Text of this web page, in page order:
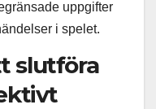
uppgifter
i spelet.
slutföra